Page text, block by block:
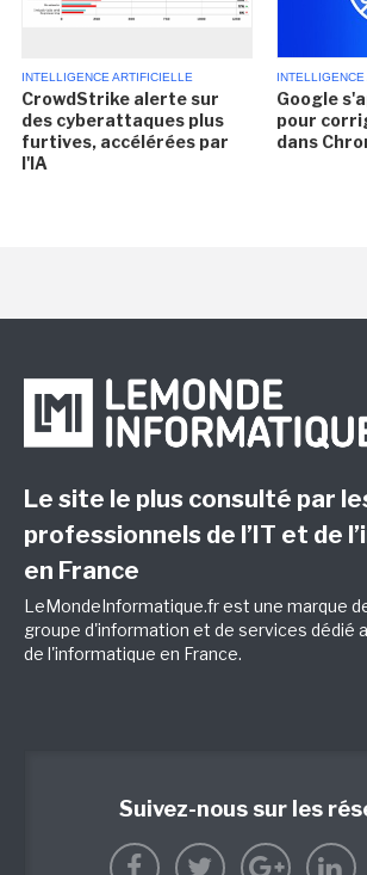
INTELLIGENCE ARTIFICIELLE
CrowdStrike alerte sur
des cyberattaques plus
furtives, accélérées par
l'IA
Google
pour
dans
Le site le plus consulté par
professionnels de l’IT et de
en France
LeMondeInformatique.fr est une marque
groupe d'information et de services dédié
de l'informatique en France.
Suivez-nous sur les